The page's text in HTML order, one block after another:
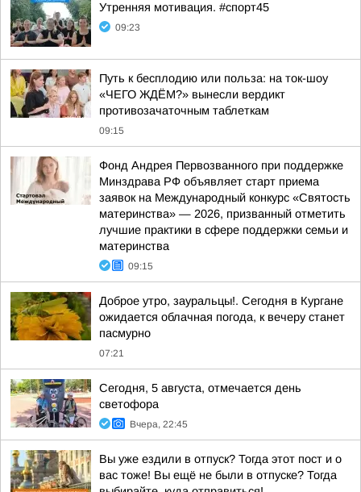
Утренняя мотивация. #спорт45
09:23
Путь к бесплодию или польза: на ток-шоу
«ЧЕГО ЖДЁМ?» вынесли вердикт
противозачаточным таблеткам
09:15
Фонд Андрея Первозванного при поддержке
Минздрава РФ объявляет старт приема
заявок на Международный конкурс «Святость
материнства» — 2026, призванный отметить
лучшие практики в сфере поддержки семьи и
материнства
09:15
Доброе утро, зауральцы!. Сегодня в Кургане
ожидается облачная погода, к вечеру станет
пасмурно
07:21
Сегодня, 5 августа, отмечается день
светофора
Вчера, 22:45
Вы уже ездили в отпуск? Тогда этот пост и о
вас тоже! Вы ещё не были в отпуске? Тогда